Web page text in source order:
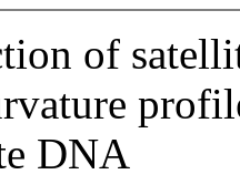
of
DNA